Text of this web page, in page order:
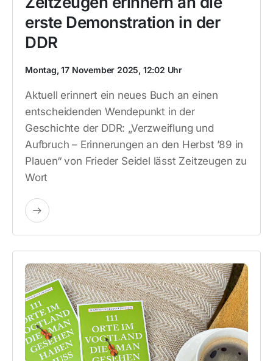
erste Demonstration in der
DDR
Montag, 17 November 2025, 12:02 Uhr
Aktuell erinnert ein neues Buch an einen
entscheidenden Wendepunkt in der
Geschichte der DDR: „Verzweiflung und
Aufbruch – Erinnerungen an den Herbst ’89 in
Plauen“ von Frieder Seidel lässt Zeitzeugen zu
Wort